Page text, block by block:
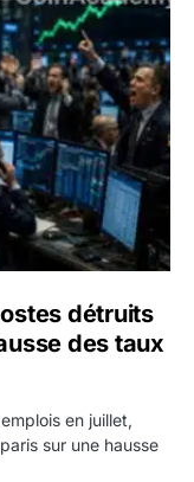
en juillet, les
détruits
des taux
en juillet,
sur une hausse